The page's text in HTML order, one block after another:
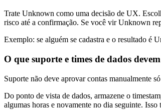
Trate Unknown como uma decisão de UX.
risco até a confirmação. Se você vir Unknown
Exemplo: se alguém se cadastra e o resultado é
O que suporte e times de dados
Suporte não deve aprovar contas manualmente
Do ponto de vista de dados, armazene o
algumas horas e novamente no dia seguinte.